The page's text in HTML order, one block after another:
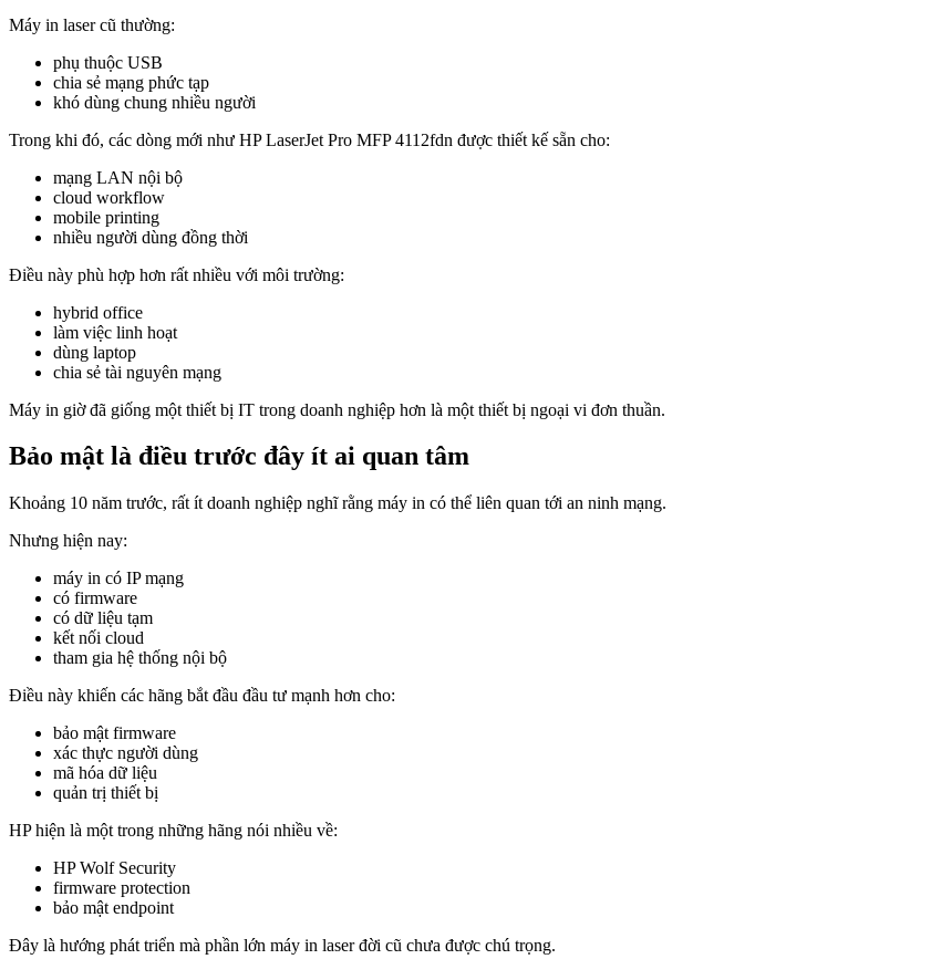
Máy in laser cũ thường:
phụ thuộc USB
chia sẻ mạng phức tạp
khó dùng chung nhiều người
Trong khi đó, các dòng mới như HP LaserJet Pro MFP 4112fdn được thiết kế sẵn cho:
mạng LAN nội bộ
cloud workflow
mobile printing
nhiều người dùng đồng thời
Điều này phù hợp hơn rất nhiều với môi trường:
hybrid office
làm việc linh hoạt
dùng laptop
chia sẻ tài nguyên mạng
Máy in giờ đã giống một thiết bị IT trong doanh nghiệp hơn là một thiết bị ngoại vi đơn thuần.
Bảo mật là điều trước đây ít ai quan tâm
Khoảng 10 năm trước, rất ít doanh nghiệp nghĩ rằng máy in có thể liên quan tới an ninh mạng.
Nhưng hiện nay:
máy in có IP mạng
có firmware
có dữ liệu tạm
kết nối cloud
tham gia hệ thống nội bộ
Điều này khiến các hãng bắt đầu đầu tư mạnh hơn cho:
bảo mật firmware
xác thực người dùng
mã hóa dữ liệu
quản trị thiết bị
HP hiện là một trong những hãng nói nhiều về:
HP Wolf Security
firmware protection
bảo mật endpoint
Đây là hướng phát triển mà phần lớn máy in laser đời cũ chưa được chú trọng.